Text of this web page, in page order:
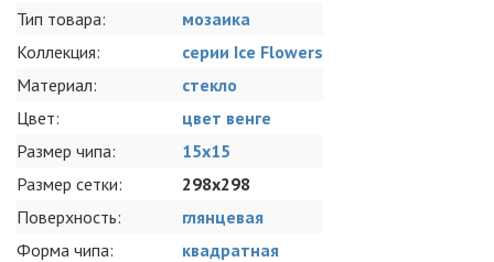
Тип товара:
мозаика
Коллекция:
серии Ice Flowers
Материал:
стекло
Цвет:
цвет венге
Размер чипа:
15x15
Размер сетки:
298x298
Поверхность:
глянцевая
Форма чипа:
квадратная